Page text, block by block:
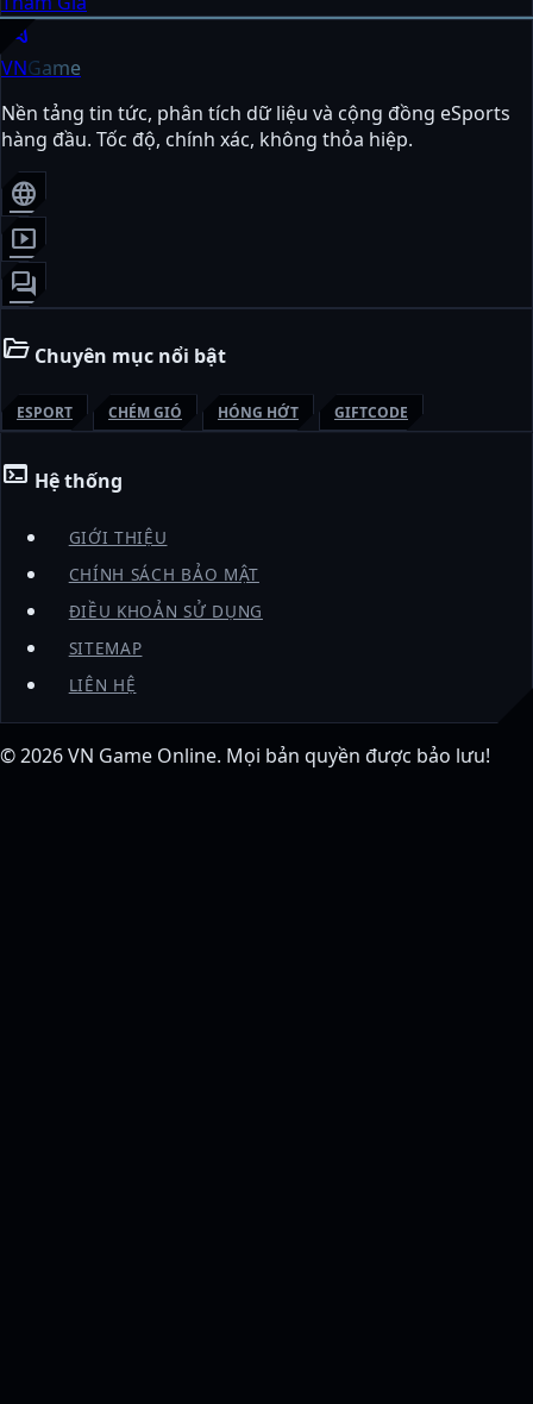
sports_esports
VNGame
Nền tảng tin tức, phân tích dữ liệu và cộng đồng eSports
hàng đầu. Tốc độ, chính xác, không thỏa hiệp.
language
smart_display
forum
folder_open Chuyên mục nổi bật
ESPORT CHÉM GIÓ HÓNG HỚT GIFTCODE
terminal Hệ thống
GIỚI THIỆU
CHÍNH SÁCH BẢO MẬT
ĐIỀU KHOẢN SỬ DỤNG
SITEMAP
LIÊN HỆ
© 2026VN Game Online. Mọi bản quyền được bảo lưu!